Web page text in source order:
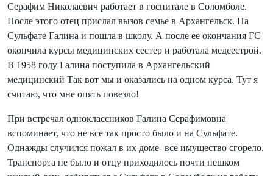
Серафим Николаевич работает в госпитале в Соломболе.
После этого отец прислал вызов семье в Архангельск. На
Сульфате Галина и пошла в школу. А после ее окончания ГС
окончила курсы медицинских сестер и работала медсестрой.
В 1958 году Галина поступила в Архангельский
медицинский Так вот мы и оказались на одном курса. Тут я
считаю, что мне опять повезло!
При встречал одноклассников Галина Серафимовна
вспоминает, что не все так просто было и на Сульфате.
Однажды случился пожал в их доме- все имущество сгорело.
Транспорта не было и отцу приходилось почти пешком